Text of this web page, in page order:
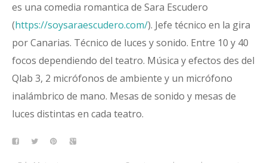
es una comedia romantica de Sara Escudero
(https://soysaraescudero.com/). Jefe técnico en la gira
por Canarias. Técnico de luces y sonido. Entre 10 y 40
focos dependiendo del teatro. Música y efectos des del
Qlab 3, 2 micrófonos de ambiente y un micrófono
inalámbrico de mano. Mesas de sonido y mesas de
luces distintas en cada teatro.